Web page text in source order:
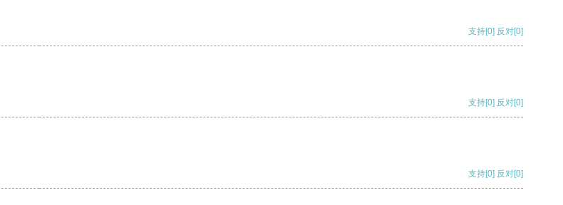
支持[0] 反对[0]
支持[0] 反对[0]
支持[0] 反对[0]